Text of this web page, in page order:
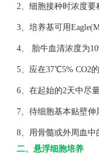
2、细胞接种时浓度要
3、培养基可用
4、 胎牛血清浓度为
5、应在37℃5% CO2的
6、在起始的2天中尽量
7、待细胞基本贴壁伸
8、用骨髓或外周血中
二、悬浮细胞培养